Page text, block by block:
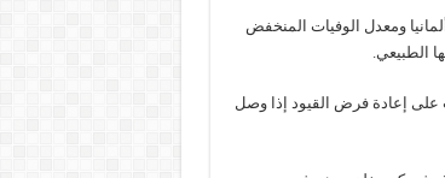
ومعدل الوفيات المنخفض
الطبيعي.
، و التي وافقت على إعادة فرض القيود إذا وصل